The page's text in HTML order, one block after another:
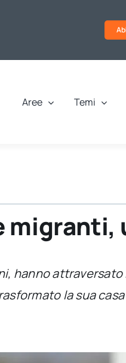
Aree Temi
hanno
la sua